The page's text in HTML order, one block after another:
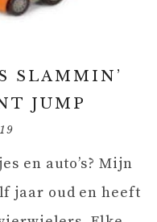
SLAMMIN’
JUMP
en auto’s? Mijn
jaar oud en heeft